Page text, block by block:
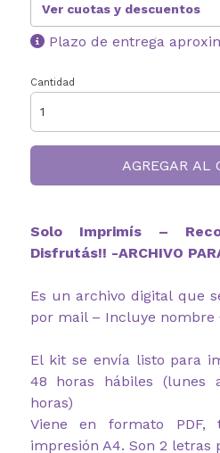
Ver cuotas y descuentos
Plazo de entrega
Cantidad
AGREGAR AL
Solo Imprimís –
Disfrutás!! -ARCHIVO
Es un archivo digital que
por mail – Incluye
El kit se envía listo para
48 horas hábiles (lunes
horas)
Viene en formato PDF,
impresión A4. Son 2 letras